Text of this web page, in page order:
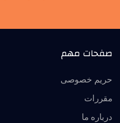
صفحات مهم
حریم خصوصی
مقررات
درباره ما